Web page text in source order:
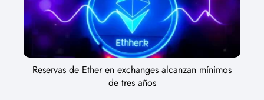
Reservas de Ether en exchanges alcanzan mínimos
de tres años